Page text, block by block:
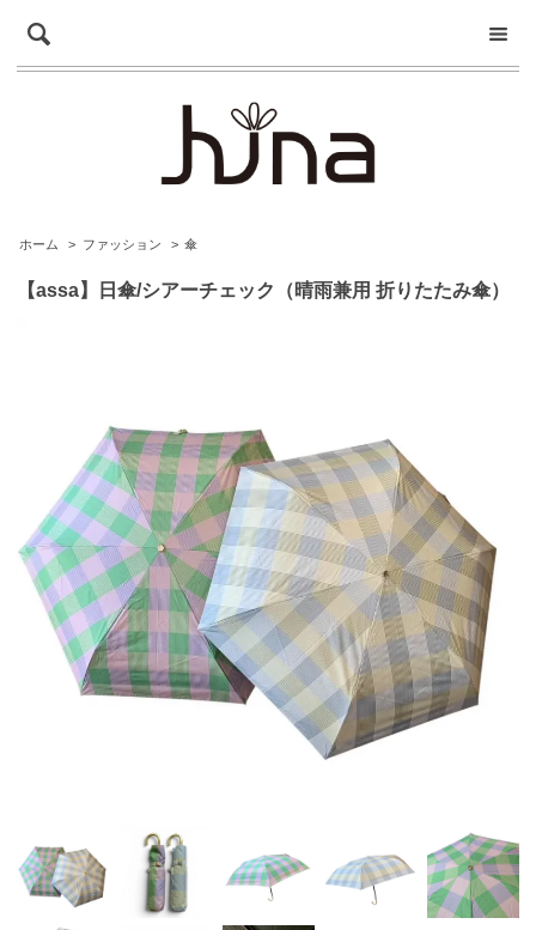
ホーム > ファッション > 傘
【assa】日傘/シアーチェック（晴雨兼用 折りたたみ傘）